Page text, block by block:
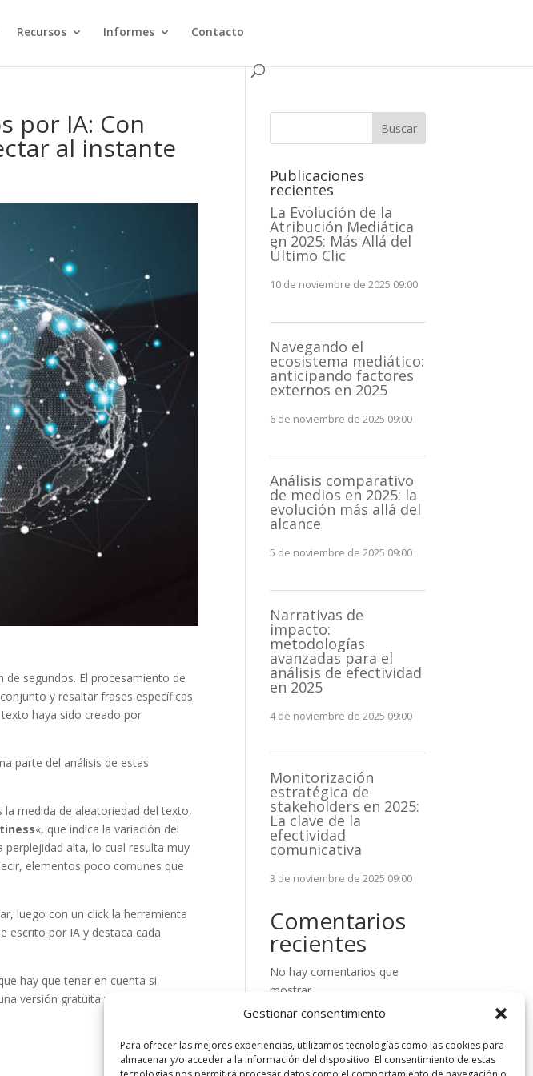
Gestionar consentimiento
Para ofrecer las mejores experiencias, utilizamos tecnologías como las cookies para
almacenar y/o acceder a la información del dispositivo. El consentimiento de estas
Recursos Informes Contacto
por IA: Con
al instante
de segundos. El procesamiento de
y resaltar frases específicas
haya sido creado por
parte del análisis de estas
la medida de aleatoriedad del texto,
«, que indica la variación del
alta, lo cual resulta muy
elementos poco comunes que
luego con un click la herramienta
escrito por IA y destaca cada
hay que tener en cuenta si
versión gratuita y limitada, luego
Buscar
Publicaciones
recientes
La Evolución de la
Atribución Mediática
en 2025: Más Allá del
Último Clic
10 de noviembre de 2025 09:00
Navegando el
ecosistema mediático:
anticipando factores
externos en 2025
6 de noviembre de 2025 09:00
Análisis comparativo
de medios en 2025: la
evolución más allá del
alcance
5 de noviembre de 2025 09:00
Narrativas de
impacto:
metodologías
avanzadas para el
análisis de efectividad
en 2025
4 de noviembre de 2025 09:00
Monitorización
estratégica de
stakeholders en 2025:
La clave de la
efectividad
comunicativa
3 de noviembre de 2025 09:00
Comentarios
recientes
No hay comentarios que
mostrar.